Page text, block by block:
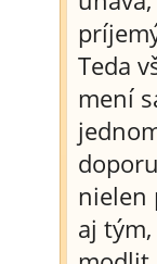
Teda
mení
nielen
aj